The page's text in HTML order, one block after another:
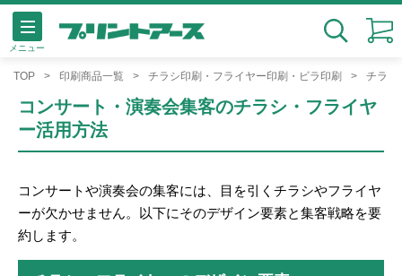
メニュー
TOP 印刷商品一覧 チラシ印刷・フライヤー印刷・ビラ印刷 チラシ
コンサート・演奏会集客のチラシ・フライヤ
ー活用方法
コンサートや演奏会の集客には、目を引くチラシやフライヤ
ーが欠かせません。以下にそのデザイン要素と集客戦略を要
約します。